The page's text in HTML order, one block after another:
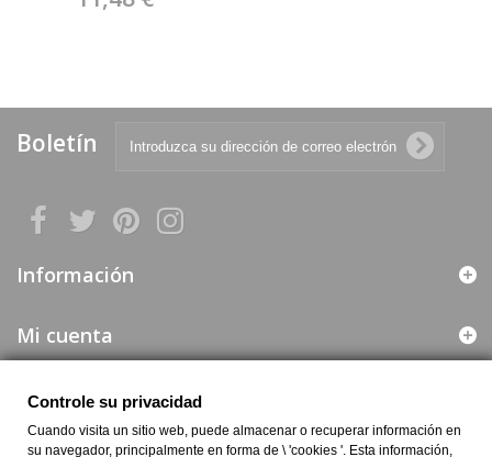
Boletín
Información
Mi cuenta
Web segura
Controle su privacidad
Cuando visita un sitio web, puede almacenar o recuperar información en
su navegador, principalmente en forma de \ 'cookies '. Esta información,